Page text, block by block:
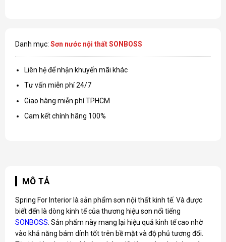
Danh mục: Sơn nước nội thất SONBOSS
Liên hệ để nhận khuyến mãi khác
Tư vấn miễn phí 24/7
Giao hàng miễn phí TPHCM
Cam kết chính hãng 100%
MÔ TẢ
Spring For Interior là sản phẩm sơn nội thất kinh tế. Và được
biết đến là dòng kinh tế của thương hiệu sơn nổi tiếng
SONBOSS . Sản phẩm này mang lại hiệu quả kinh tế cao nhờ
vào khả năng bám dính tốt trên bề mặt và độ phủ tương đối.